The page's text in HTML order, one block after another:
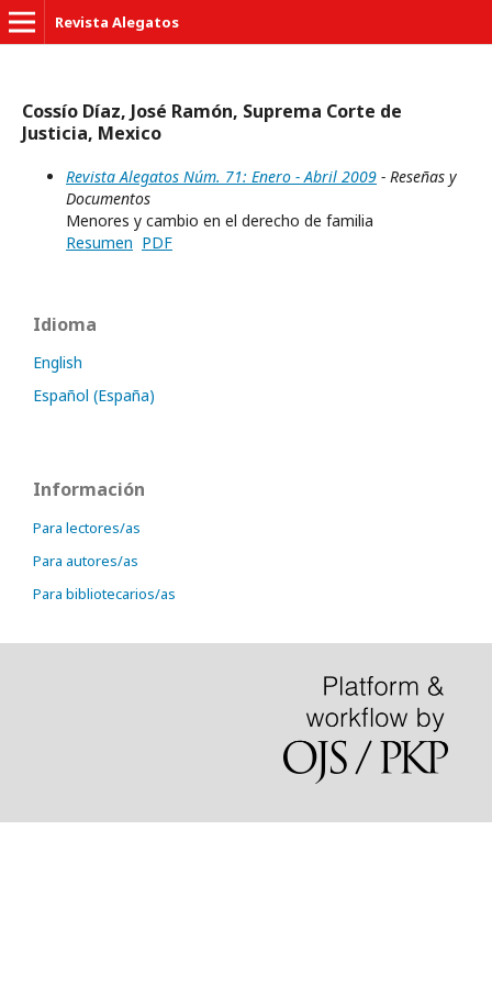
Revista Alegatos
Cossío Díaz, José Ramón, Suprema Corte de
Justicia, Mexico
Revista Alegatos Núm. 71: Enero - Abril 2009 - Reseñas y
Documentos
Menores y cambio en el derecho de familia
Resumen PDF
Idioma
English
Español (España)
Información
Para lectores/as
Para autores/as
Para bibliotecarios/as